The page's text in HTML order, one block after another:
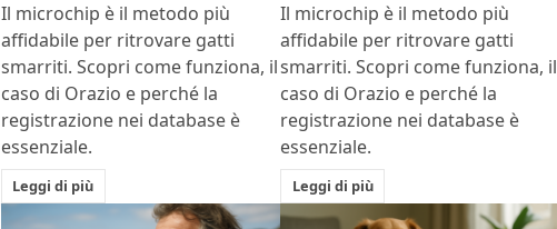
Il microchip è il metodo più
affidabile per ritrovare gatti
smarriti. Scopri come funziona, il
caso di Orazio e perché la
registrazione nei database è
essenziale.
Leggi di più
Il microchip è il metodo più
affidabile per ritrovare gatti
smarriti. Scopri come funziona, il
caso di Orazio e perché la
registrazione nei database è
essenziale.
Leggi di più